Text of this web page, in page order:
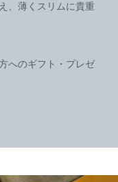
、薄くスリムに貴重
へのギフト・プレゼ